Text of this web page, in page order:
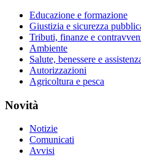
Educazione e formazione
Giustizia e sicurezza
Tributi, finanze e
Ambiente
Salute, benessere e
Autorizzazioni
Agricoltura e pesca
Novità
Notizie
Comunicati
Avvisi